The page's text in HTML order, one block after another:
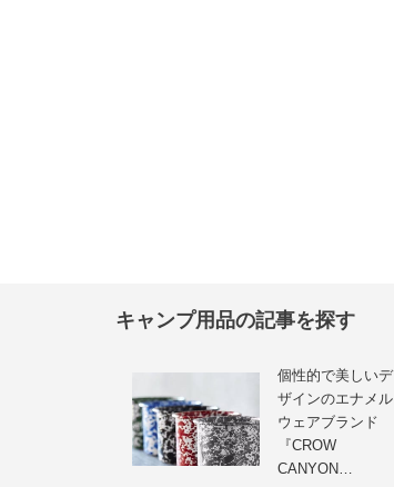
キャンプ用品の記事を探す
個性的で美しいデ
ザインのエナメル
ウェアブランド
『CROW
CANYON…